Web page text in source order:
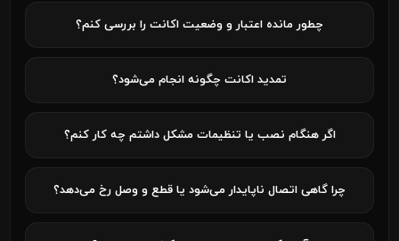
چطور مانده اعتبار و وضعیت اکانت را بررسی کنم؟
تمدید اکانت چگونه انجام می‌شود؟
اگر هنگام نصب یا تنظیمات مشکل داشتم چه کار کنم؟
چرا گاهی اتصال ناپایدار می‌شود یا قطع و وصل رخ می‌دهد؟